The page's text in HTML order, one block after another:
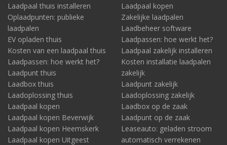
Laadpaal thuis installeren
Oplaadpunten: publieke
laadpalen
EV opladen thuis
Kosten van een laadpaal thuis
Laadpassen: hoe werkt het?
Laadpunt thuis
Laadbox thuis
Laadoplossing thuis
Laadpaal kopen
Laadpaal kopen Beverwijk
Laadpaal kopen Heemskerk
Laadpaal kopen Uitgeest
Laadpaal kopen
Zakelijke laadpalen
Laadbeheer software
Laadpassen: hoe werkt het?
Laadpaal zakelijk installeren
Kosten installatie laadpalen
zakelijk
Laadpunt zakelijk
Laadoplossing zakelijk
Laadbox op de zaak
Laadpunt op de zaak
Leaseauto: geladen stroom
automatisch verrekenen